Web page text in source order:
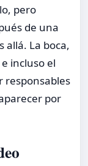
pero
de una
allá. La boca,
incluso el
responsables
por